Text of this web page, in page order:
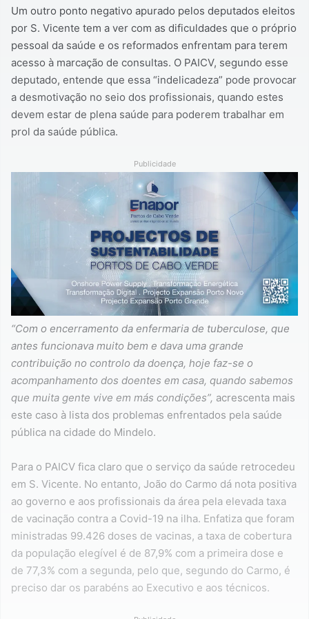
Um outro ponto negativo apurado pelos deputados eleitos
por S. Vicente tem a ver com as dificuldades que o próprio
pessoal da saúde e os reformados enfrentam para terem
acesso à marcação de consultas. O PAICV, segundo esse
deputado, entende que essa “indelicadeza” pode provocar
a desmotivação no seio dos profissionais, quando estes
devem estar de plena saúde para poderem trabalhar em
prol da saúde pública.
Publicidade
“Com o encerramento da enfermaria de tuberculose, que
antes funcionava muito bem e dava uma grande
contribuição no controlo da doença, hoje faz-se o
acompanhamento dos doentes em casa, quando sabemos
que muita gente vive em más condições”, acrescenta mais
este caso à lista dos problemas enfrentados pela saúde
pública na cidade do Mindelo.
Para o PAICV fica claro que o serviço da saúde retrocedeu
em S. Vicente. No entanto, João do Carmo dá nota positiva
ao governo e aos profissionais da área pela elevada taxa
de vacinação contra a Covid-19 na ilha. Enfatiza que foram
ministradas 99.426 doses de vacinas, a taxa de cobertura
da população elegível é de 87,9% com a primeira dose e
de 77,3% com a segunda, pelo que, segundo do Carmo, é
preciso dar os parabéns ao Executivo e aos técnicos.